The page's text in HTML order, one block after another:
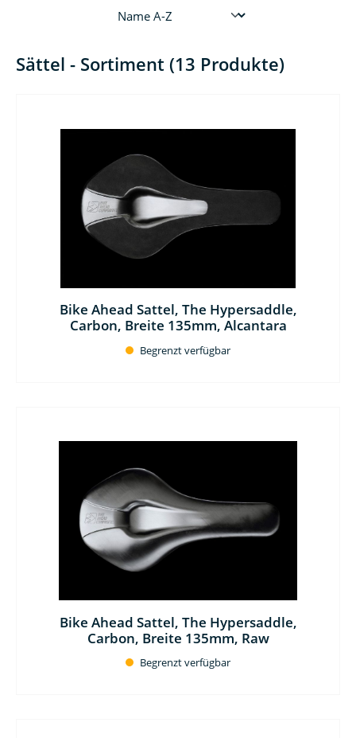
Sättel - Sortiment (13 Produkte)
Bike Ahead Sattel, The Hypersaddle,
Carbon, Breite 135mm, Alcantara
Begrenzt verfügbar
Bike Ahead Sattel, The Hypersaddle,
Carbon, Breite 135mm, Raw
Begrenzt verfügbar